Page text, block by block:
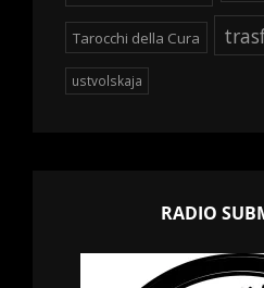
Tarocchi della Cura
ustvolskaja
RADIO